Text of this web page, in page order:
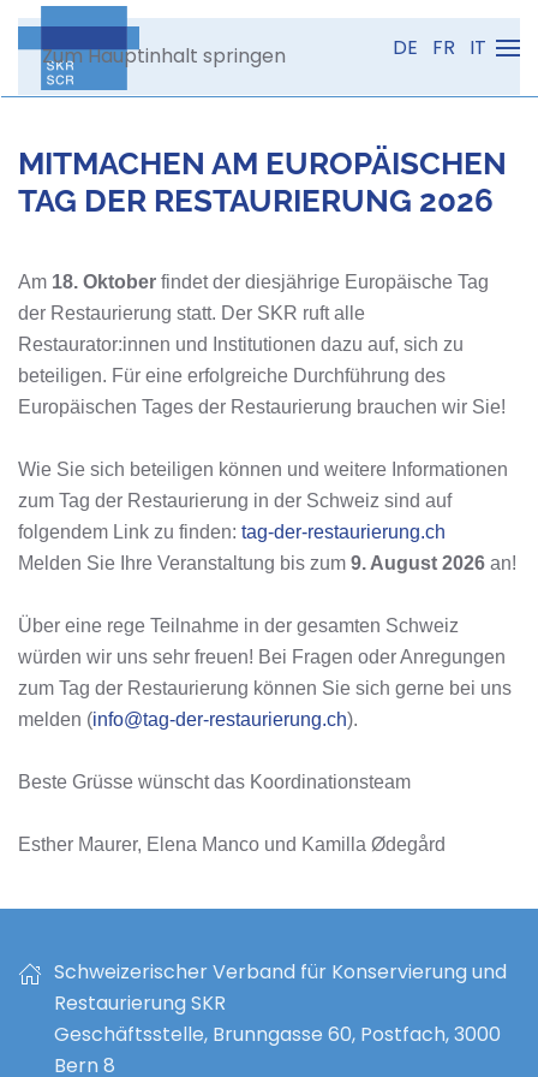
Zum Hauptinhalt springen DE FR IT
MITMACHEN AM EUROPÄISCHEN
TAG DER RESTAURIERUNG 2026
Am 18. Oktober findet der diesjährige Europäische Tag
der Restaurierung statt. Der SKR ruft alle
Restaurator:innen und Institutionen dazu auf, sich zu
beteiligen. Für eine erfolgreiche Durchführung des
Europäischen Tages der Restaurierung brauchen wir Sie!
Wie Sie sich beteiligen können und weitere Informationen
zum Tag der Restaurierung in der Schweiz sind auf
folgendem Link zu finden: tag-der-restaurierung.ch
Melden Sie Ihre Veranstaltung bis zum 9. August 2026 an!
Über eine rege Teilnahme in der gesamten Schweiz
würden wir uns sehr freuen! Bei Fragen oder Anregungen
zum Tag der Restaurierung können Sie sich gerne bei uns
melden (info@tag-der-restaurierung.ch).
Beste Grüsse wünscht das Koordinationsteam
Esther Maurer, Elena Manco und Kamilla Ødegård
Schweizerischer Verband für Konservierung und
Restaurierung SKR
Geschäftsstelle, Brunngasse 60, Postfach, 3000
Bern 8